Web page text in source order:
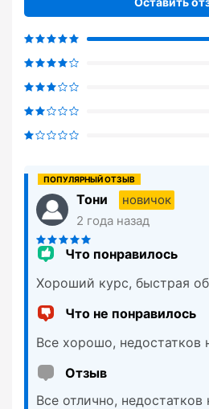
Тони
новичок
2 года назад
Что понравилось
Хороший курс, быстрая
Что не понравилось
Все хорошо, недостатков
Отзыв
Все отлично, недостатков